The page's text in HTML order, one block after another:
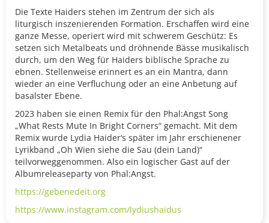
Die Texte Haiders stehen im Zentrum der sich als
liturgisch inszenierenden Formation. Erschaffen wird eine
ganze Messe, operiert wird mit schwerem Geschütz: Es
setzen sich Metalbeats und dröhnende Bässe musikalisch
durch, um den Weg für Haiders biblische Sprache zu
ebnen. Stellenweise erinnert es an ein Mantra, dann
wieder an eine Verfluchung oder an eine Anbetung auf
basalster Ebene.
2023 haben sie einen Remix für den Phal:Angst Song
„What Rests Mute In Bright Corners“ gemacht. Mit dem
Remix wurde Lydia Haider‘s später im Jahr erschienener
Lyrikband „Oh Wien siehe die Sau (dein Land)“
teilvorweggenommen. Also ein logischer Gast auf der
Albumreleaseparty von Phal:Angst.
https://gebenedeit.org
https://www.instagram.com/lydiushaidus